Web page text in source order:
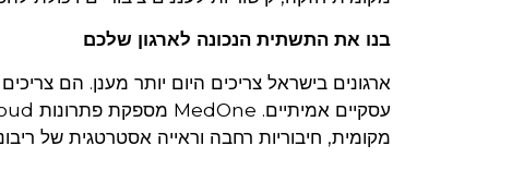
בנו את התשתית הנכונה לארגון שלכם
ארגונים בישראל צריכים היום יותר מענן. הם
מקומית, חיבוריות רחבה וראייה אסטרטגית של